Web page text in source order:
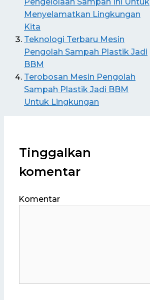
Menyelamatkan Lingkungan
Kita
Teknologi Terbaru Mesin
Pengolah Sampah Plastik Jadi
BBM
Terobosan Mesin Pengolah
Sampah Plastik Jadi BBM
Untuk Lingkungan
Tinggalkan
komentar
Komentar